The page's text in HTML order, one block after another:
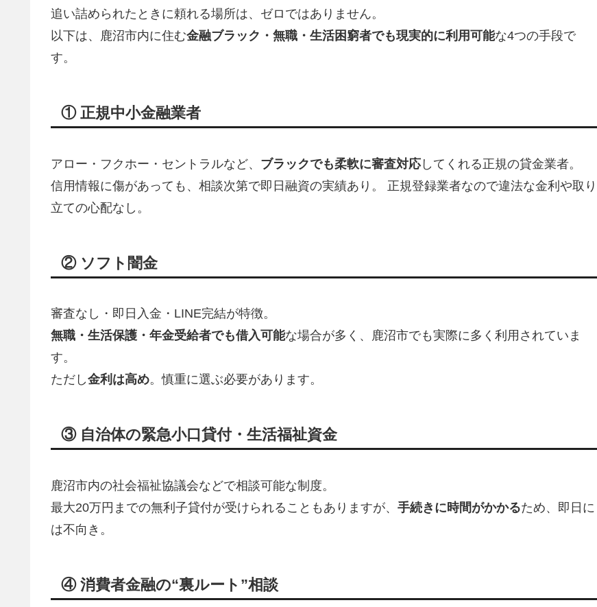
追い詰められたときに頼れる場所は、ゼロではありません。
以下は、鹿沼市内に住む金融ブラック・無職・生活困窮者でも現実的に利用可能な4つの手段で
す。
① 正規中小金融業者
アロー・フクホー・セントラルなど、 ブラックでも柔軟に審査対応してくれる正規の貸金業者。
信用情報に傷があっても、相談次第で即日融資の実績あり。 正規登録業者なので違法な金利や取り
立ての心配なし。
② ソフト闇金
審査なし・即日入金・LINE完結が特徴。
無職・生活保護・年金受給者でも借入可能な場合が多く、鹿沼市でも実際に多く利用されていま
す。
ただし金利は高め。慎重に選ぶ必要があります。
③ 自治体の緊急小口貸付・生活福祉資金
鹿沼市内の社会福祉協議会などで相談可能な制度。
最大20万円までの無利子貸付が受けられることもありますが、 手続きに時間がかかるため、即日に
は不向き。
④ 消費者金融の“裏ルート”相談